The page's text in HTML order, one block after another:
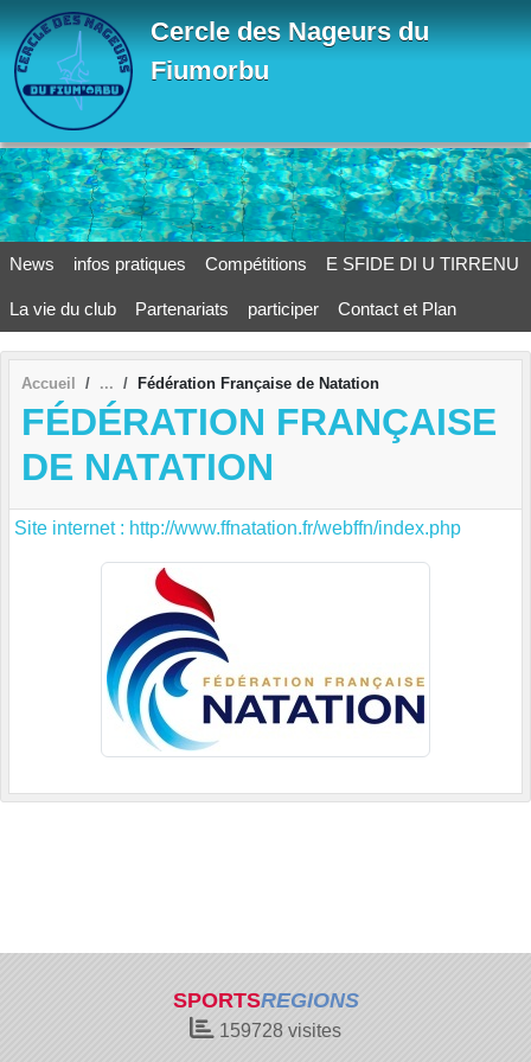
Cercle des Nageurs du
Fiumorbu
News infos pratiques Compétitions E SFIDE DI U TIRRENU
La vie du club Partenariats participer Contact et Plan
Accueil Fédération Française de Natation
FÉDÉRATION FRANÇAISE
DE NATATION
Site internet : http://www.ffnatation.fr/webffn/index.php
SPORTSREGIONS
159728 visites
Panneau de gestion des cookies